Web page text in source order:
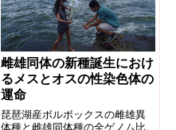
雌雄同体の新種誕生におけ
るメスとオスの性染色体の
運命
琵琶湖産ボルボックスの雌雄異
体種と雌雄同体種の全ゲノム比